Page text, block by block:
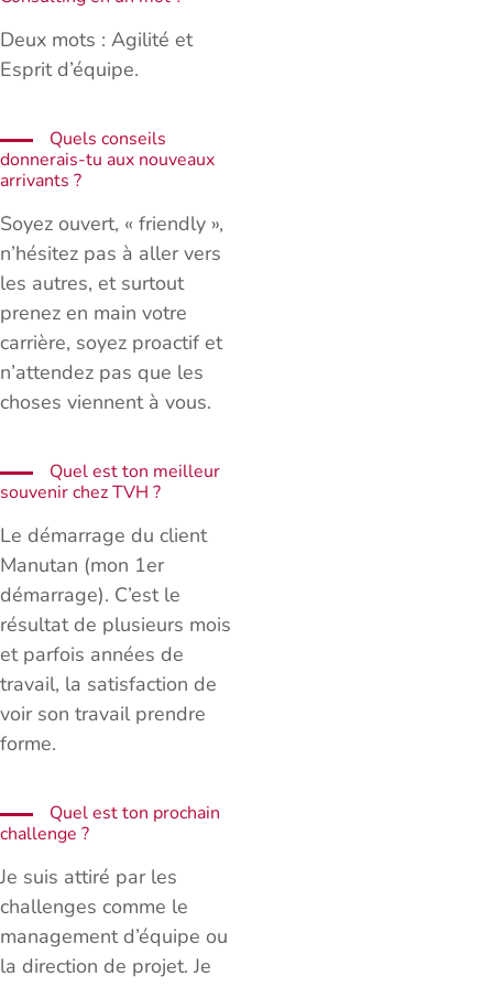
Deux mots : Agilité et
Esprit d’équipe.
Quels conseils
donnerais-tu aux nouveaux
arrivants ?
Soyez ouvert, « friendly »,
n’hésitez pas à aller vers
les autres, et surtout
prenez en main votre
carrière, soyez proactif et
n’attendez pas que les
choses viennent à vous.
Quel est ton meilleur
souvenir chez TVH ?
Le démarrage du client
Manutan (mon 1er
démarrage). C’est le
résultat de plusieurs mois
et parfois années de
travail, la satisfaction de
voir son travail prendre
forme.
Quel est ton prochain
challenge ?
Je suis attiré par les
challenges comme le
management d’équipe ou
la direction de projet. Je